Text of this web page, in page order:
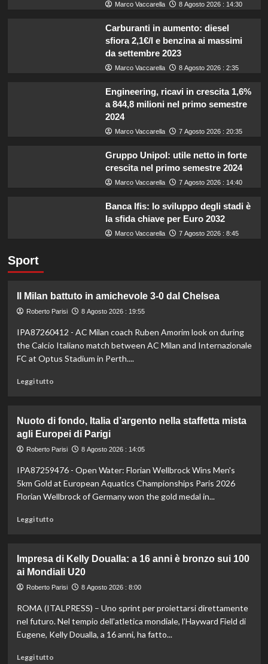
Marco Vaccarella 8 Agosto 2026 : 14:30
Carburanti in aumento: diesel
sfiora 2,1€/l e benzina ai massimi
da settembre 2023
Marco Vaccarella 8 Agosto 2026 : 2:35
Engineering, ricavi in crescita 1,6%
a 844,8 milioni nel primo semestre
2024
Marco Vaccarella 7 Agosto 2026 : 20:35
Gruppo Unipol: utile netto in forte
crescita nel primo semestre 2024
Marco Vaccarella 7 Agosto 2026 : 14:40
Banca Ifis: lo sviluppo degli stadi è
la sfida chiave per Euro 2032
Marco Vaccarella 7 Agosto 2026 : 8:45
Sport
Il Milan battuto in amichevole 3-0 dal Chelsea
Roberto Parisi 8 Agosto 2026 : 19:55
IPA87260412 - AC Milan coach Ruben Amorim look on during
the Calcio Italiano match between AC Milan and Internazionale
FC at Optus Stadium in Perth....
Leggi tuttoLeggi
Il
Milan
battuto
amichevole
3-
0
Nuoto di fondo, Italia d’argento nella staffetta mista
agli Europei di Parigi
Roberto Parisi 8 Agosto 2026 : 14:05
IPA87259476 - Open Water: Florian Wellbrock Wins Men's
5km Gold at European Aquatics Championships Paris 2026
Florian Wellbrock of Germany won the gold medal in...
Leggi tuttoLeggi
Nuoto
di
fondo,
d’argento
nella
staffetta
Impresa di Kelly Doualla: a 16 anni è bronzo sui 100
ai Mondiali U20
Roberto Parisi 8 Agosto 2026 : 8:00
ROMA (ITALPRESS) – Uno sprint per proiettarsi direttamente
nel futuro. Nel tempio dell’atletica mondiale, l’Hayward Field di
Eugene, Kelly Doualla, a 16 anni, ha fatto...
Leggi tuttoLeggi